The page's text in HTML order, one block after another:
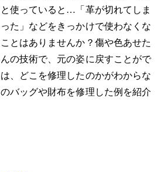
使っていると…「革が切れてしま
た」などをきっかけで使わなくな
とはありませんか？傷や色あせた
の技術で、元の姿に戻すことがで
、どこを修理したのかがわからな
バッグや財布を修理した例を紹介